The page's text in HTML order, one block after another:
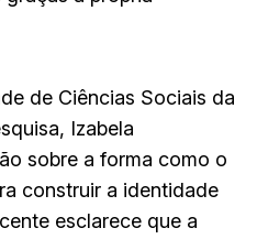
de Ciências Sociais da
Izabela
sobre a forma como o
construir a identidade
esclarece que a